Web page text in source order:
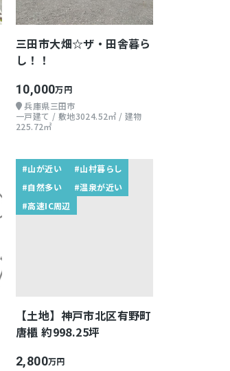
三田市大畑☆ザ・田舎暮ら
し！！
10,000万円
兵庫県三田市
一戸建て / 敷地3024.52㎡ / 建物
225.72㎡
#山が近い
#山村暮らし
#自然多い
#温泉が近い
#高速IC周辺
【土地】神戸市北区有野町
唐櫃 約998.25坪
2,800万円